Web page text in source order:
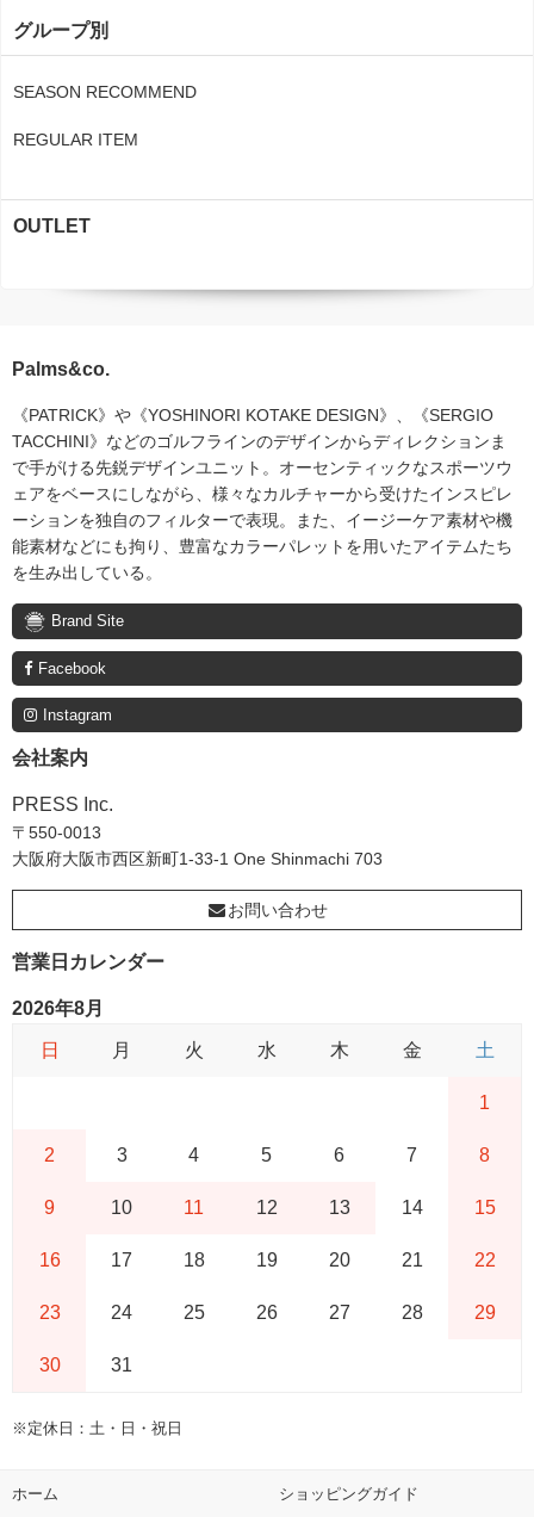
グループ別
SEASON RECOMMEND
REGULAR ITEM
OUTLET
Palms&co.
《PATRICK》や《YOSHINORI KOTAKE DESIGN》、《SERGIO
TACCHINI》などのゴルフラインのデザインからディレクションま
で手がける先鋭デザインユニット。オーセンティックなスポーツウ
ェアをベースにしながら、様々なカルチャーから受けたインスピレ
ーションを独自のフィルターで表現。また、イージーケア素材や機
能素材などにも拘り、豊富なカラーパレットを用いたアイテムたち
を生み出している。
Brand Site
Facebook
Instagram
会社案内
PRESS Inc.
〒550-0013
大阪府大阪市西区新町1-33-1 One Shinmachi 703
お問い合わせ
営業日カレンダー
2026年8月
日 月 火 水 木 金 土
1
2 3 4 5 6 7 8
9 10 11 12 13 14 15
16 17 18 19 20 21 22
23 24 25 26 27 28 29
30 31
※定休日：土・日・祝日
ホーム ショッピングガイド